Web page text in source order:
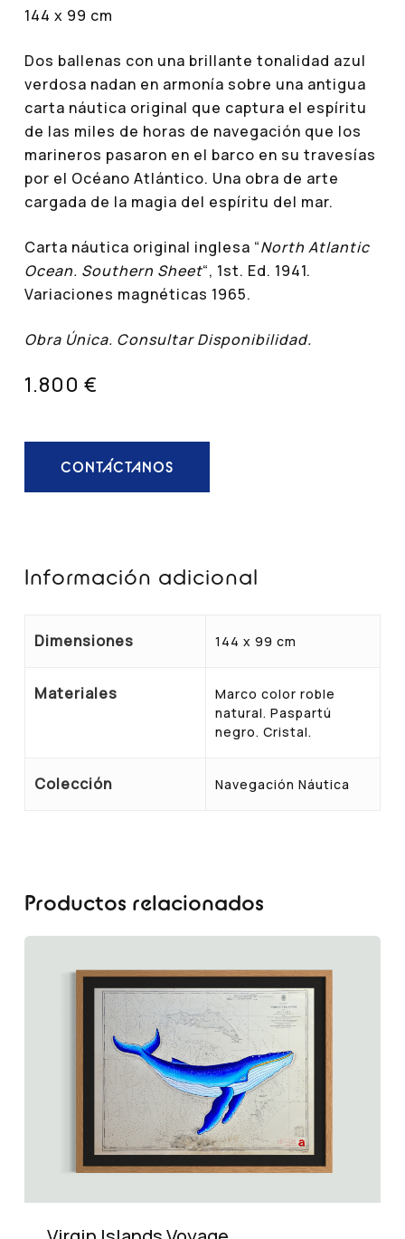
144 x 99 cm
Dos ballenas con una brillante tonalidad azul
verdosa nadan en armonía sobre una antigua
carta náutica original que captura el espíritu
de las miles de horas de navegación que los
marineros pasaron en el barco en su travesías
por el Océano Atlántico. Una obra de arte
cargada de la magia del espíritu del mar.
Carta náutica original inglesa “North Atlantic
Ocean. Southern Sheet“, 1st. Ed. 1941.
Variaciones magnéticas 1965.
Obra Única. Consultar Disponibilidad.
1.800 €
CONTÁCTANOS
Información adicional
Dimensiones 144 x 99 cm
Materiales
Marco color roble
natural. Paspartú
negro. Cristal.
Colección Navegación Náutica
Productos relacionados